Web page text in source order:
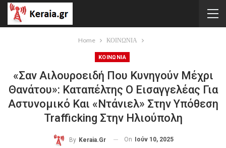
Home ΚΟΙΝΩΝΙΑ
ΚΟΙΝΩΝΙΑ
«Σαν Αιλουροειδή Που Κυνηγούν Μέχρι
Θανάτου»: Καταπέλτης Ο Εισαγγελέας Για
Αστυνομικό Και «Ντάνιελ» Στην Υπόθεση
Trafficking Στην Ηλιούπολη
By Keraia.gr On Ιούν 10, 2025